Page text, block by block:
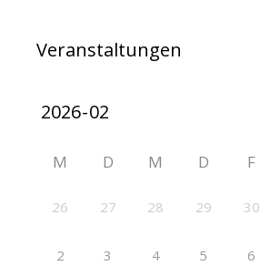
Veranstaltungen
M D M D F
26 27 28 29 30
2 3 4 5 6